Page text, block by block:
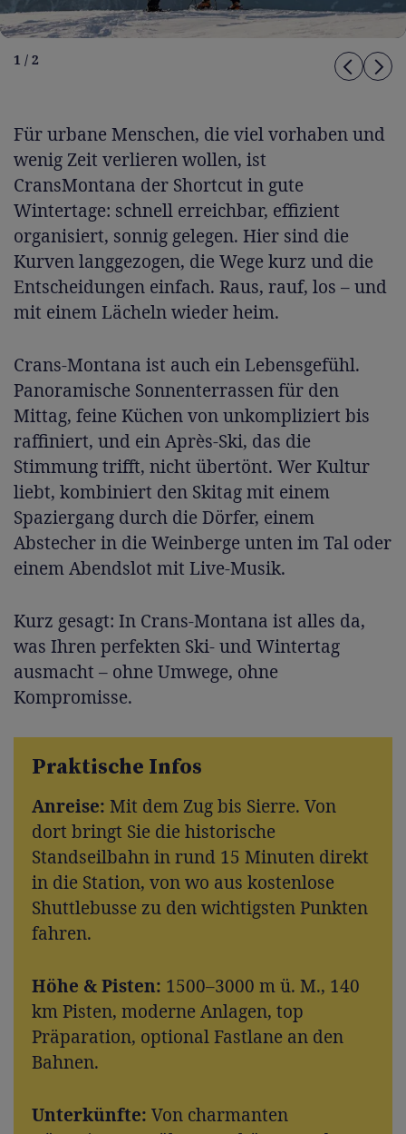
1 / 2
Für urbane Menschen, die viel vorhaben und
wenig Zeit verlieren wollen, ist
CransMontana der Shortcut in gute
Wintertage: schnell erreichbar, effizient
organisiert, sonnig gelegen. Hier sind die
Kurven langgezogen, die Wege kurz und die
Entscheidungen einfach. Raus, rauf, los – und
mit einem Lächeln wieder heim.
Crans-Montana ist auch ein Lebensgefühl.
Panoramische Sonnenterrassen für den
Mittag, feine Küchen von unkompliziert bis
raffiniert, und ein Après-Ski, das die
Stimmung trifft, nicht übertönt. Wer Kultur
liebt, kombiniert den Skitag mit einem
Spaziergang durch die Dörfer, einem
Abstecher in die Weinberge unten im Tal oder
einem Abendslot mit Live-Musik.
Kurz gesagt: In Crans-Montana ist alles da,
was Ihren perfekten Ski- und Wintertag
ausmacht – ohne Umwege, ohne
Kompromisse.
Praktische Infos
Anreise: Mit dem Zug bis Sierre. Von
dort bringt Sie die historische
Standseilbahn in rund 15 Minuten direkt
in die Station, von wo aus kostenlose
Shuttlebusse zu den wichtigsten Punkten
fahren.
Höhe & Pisten: 1500–3000 m ü. M., 140
km Pisten, moderne Anlagen, top
Präparation, optional Fastlane an den
Bahnen.
Unterkünfte: Von charmanten